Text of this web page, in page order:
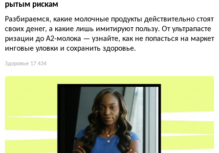
рытым рискам
Разбираемся, какие молочные продукты действительно стоят
своих денег, а какие лишь имитируют пользу. От ультрапасте
ризации до А2-молока — узнайте, как не попасться на маркет
инговые уловки и сохранить здоровье.
Здоровье 17 434